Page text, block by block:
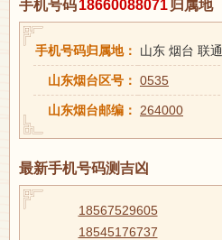
手机号码18660088071归属地
手机号码归属地： 山东 烟台 联通
山东烟台区号： 0535
山东烟台邮编： 264000
最新手机号码测吉凶
18567529605
18545176737